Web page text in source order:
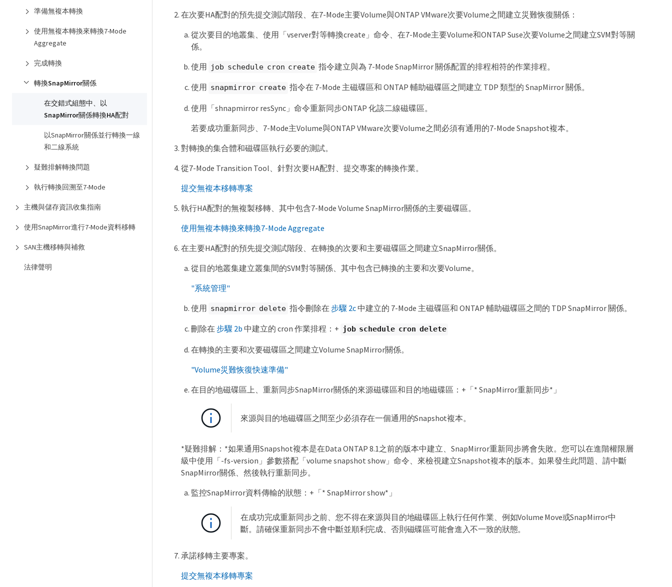
準備無複本轉換
使用無複本轉換來轉換7-Mode
Aggregate
完成轉換
轉換SnapMirror關係
在交錯式組態中、以
SnapMirror關係轉換HA配對
以SnapMirror關係並行轉換一線
和二線系統
疑難排解轉換問題
執行轉換回溯至7-Mode
主機與儲存資訊收集指南
使用SnapMirror進行7-Mode資料移轉
SAN主機移轉與補救
法律聲明
在次要HA配對的預先提交測試階段、在7-Mode主要Volume與ONTAP VMware次要Volume之間建立災難恢復關係：
從次要目的地叢集、使用「vserver對等轉換create」命令、在7-Mode主要Volume和ONTAP Suse次要Volume之間建立SVM對等關
係。
使用 job schedule cron create 指令建立與為 7-Mode SnapMirror 關係配置的排程相符的作業排程。
使用 snapmirror create 指令在 7-Mode 主磁碟區和 ONTAP 輔助磁碟區之間建立 TDP 類型的 SnapMirror 關係。
使用「shnapmirror resSync」命令重新同步ONTAP 化該二線磁碟區。
若要成功重新同步、7-Mode主Volume與ONTAP VMware次要Volume之間必須有通用的7-Mode Snapshot複本。
對轉換的集合體和磁碟區執行必要的測試。
從7-Mode Transition Tool、針對次要HA配對、提交專案的轉換作業。
提交無複本移轉專案
執行HA配對的無複製移轉、其中包含7-Mode Volume SnapMirror關係的主要磁碟區。
使用無複本轉換來轉換7-Mode Aggregate
在主要HA配對的預先提交測試階段、在轉換的次要和主要磁碟區之間建立SnapMirror關係。
從目的地叢集建立叢集間的SVM對等關係、其中包含已轉換的主要和次要Volume。
"系統管理"
使用 snapmirror delete 指令刪除在 步驟 2c中建立的 7-Mode 主磁碟區和 ONTAP 輔助磁碟區之間的 TDP SnapMirror 關係。
刪除在 步驟 2b 中建立的 cron 作業排程：+ job schedule cron delete
在轉換的主要和次要磁碟區之間建立Volume SnapMirror關係。
"Volume災難恢復快速準備"
在目的地磁碟區上、重新同步SnapMirror關係的來源磁碟區和目的地磁碟區：+「* SnapMirror重新同步*」
來源與目的地磁碟區之間至少必須存在一個通用的Snapshot複本。
*疑難排解：*如果通用Snapshot複本是在Data ONTAP 8.1之前的版本中建立、SnapMirror重新同步將會失敗。您可以在進階權限層
級中使用「-fs-version」參數搭配「volume snapshot show」命令、來檢視建立Snapshot複本的版本。如果發生此問題、請中斷
SnapMirror關係、然後執行重新同步。
監控SnapMirror資料傳輸的狀態：+「* SnapMirror show*」
在成功完成重新同步之前、您不得在來源與目的地磁碟區上執行任何作業、例如Volume Move或SnapMirror中
斷。請確保重新同步不會中斷並順利完成、否則磁碟區可能會進入不一致的狀態。
承諾移轉主要專案。
提交無複本移轉專案